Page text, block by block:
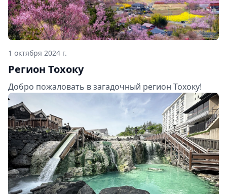
1 октября 2024 г.
Регион Тохоку
Добро пожаловать в загадочный регион Тохоку!